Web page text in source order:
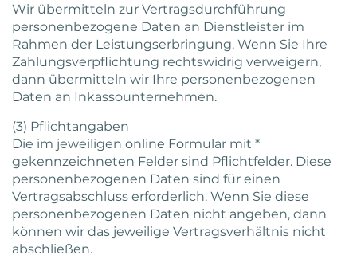
Wir übermitteln zur Vertragsdurchführung
personenbezogene Daten an Dienstleister im
Rahmen der Leistungserbringung. Wenn Sie Ihre
Zahlungsverpflichtung rechtswidrig verweigern,
dann übermitteln wir Ihre personenbezogenen
Daten an Inkassounternehmen.
(3) Pflichtangaben
Die im jeweiligen online Formular mit *
gekennzeichneten Felder sind Pflichtfelder. Diese
personenbezogenen Daten sind für einen
Vertragsabschluss erforderlich. Wenn Sie diese
personenbezogenen Daten nicht angeben, dann
können wir das jeweilige Vertragsverhältnis nicht
abschließen.